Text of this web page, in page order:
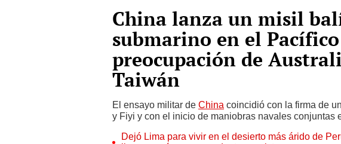
China lanza un misil
submarino en el
preocupación de
Taiwán
El ensayo militar de China coincidió con la firma de
y Fiyi y con el inicio de maniobras navales conjuntas
Dejó Lima para vivir en el desierto más árido de